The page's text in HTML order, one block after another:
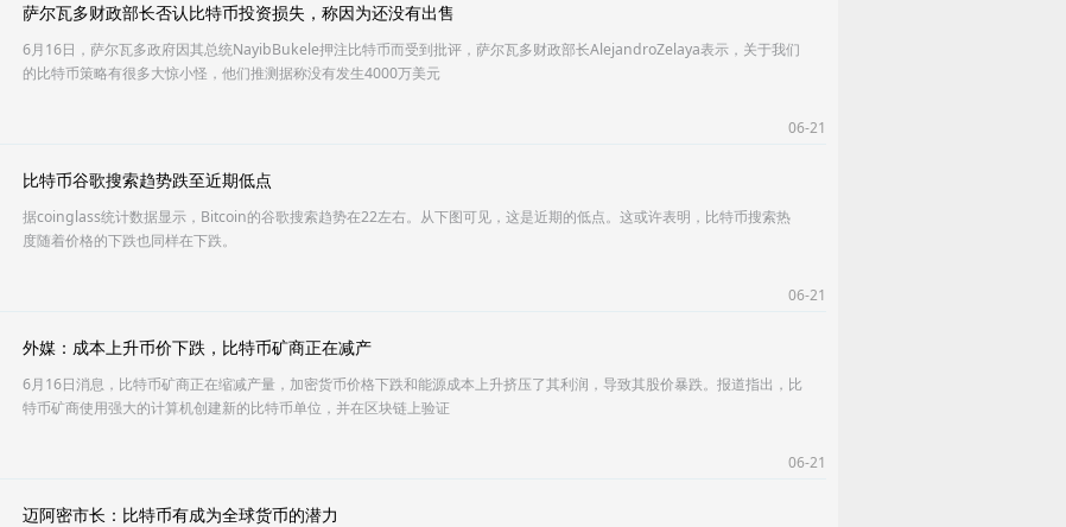
萨尔瓦多财政部长否认比特币投资损失，称因为还没有出售
6月16日，萨尔瓦多政府因其总统NayibBukele押注比特币而受到批评，萨尔瓦多财政部长AlejandroZelaya表示，关于我们
的比特币策略有很多大惊小怪，他们推测据称没有发生4000万美元
06-21
比特币谷歌搜索趋势跌至近期低点
据coinglass统计数据显示，Bitcoin的谷歌搜索趋势在22左右。从下图可见，这是近期的低点。这或许表明，比特币搜索热
度随着价格的下跌也同样在下跌。
06-21
外媒：成本上升币价下跌，比特币矿商正在减产
6月16日消息，比特币矿商正在缩减产量，加密货币价格下跌和能源成本上升挤压了其利润，导致其股价暴跌。报道指出，比
特币矿商使用强大的计算机创建新的比特币单位，并在区块链上验证
06-21
迈阿密市长：比特币有成为全球货币的潜力